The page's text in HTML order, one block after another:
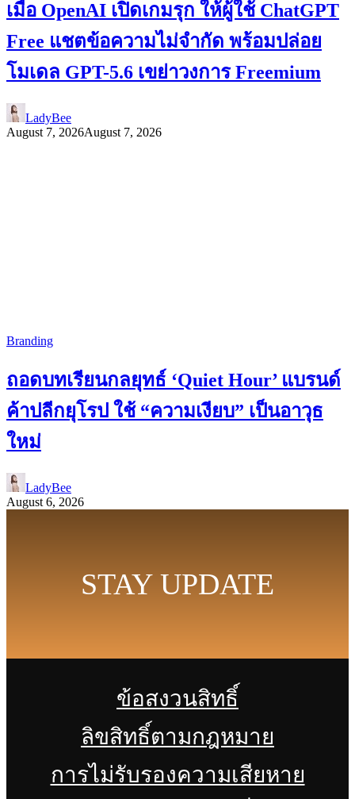
เมื่อ OpenAI เปิดเกมรุก ให้ผู้ใช้ ChatGPT
Free แชตข้อความไม่จำกัด พร้อมปล่อย
โมเดล GPT-5.6 เขย่าวงการ Freemium
LadyBee
August 7, 2026August 7, 2026
Branding
ถอดบทเรียนกลยุทธ์ ‘Quiet Hour’ แบรนด์
ค้าปลีกยุโรป ใช้ “ความเงียบ” เป็นอาวุธ
ใหม่
LadyBee
August 6, 2026
STAY UPDATE
ข้อสงวนสิทธิ์
ลิขสิทธิ์ตามกฎหมาย
การไม่รับรองความเสียหาย